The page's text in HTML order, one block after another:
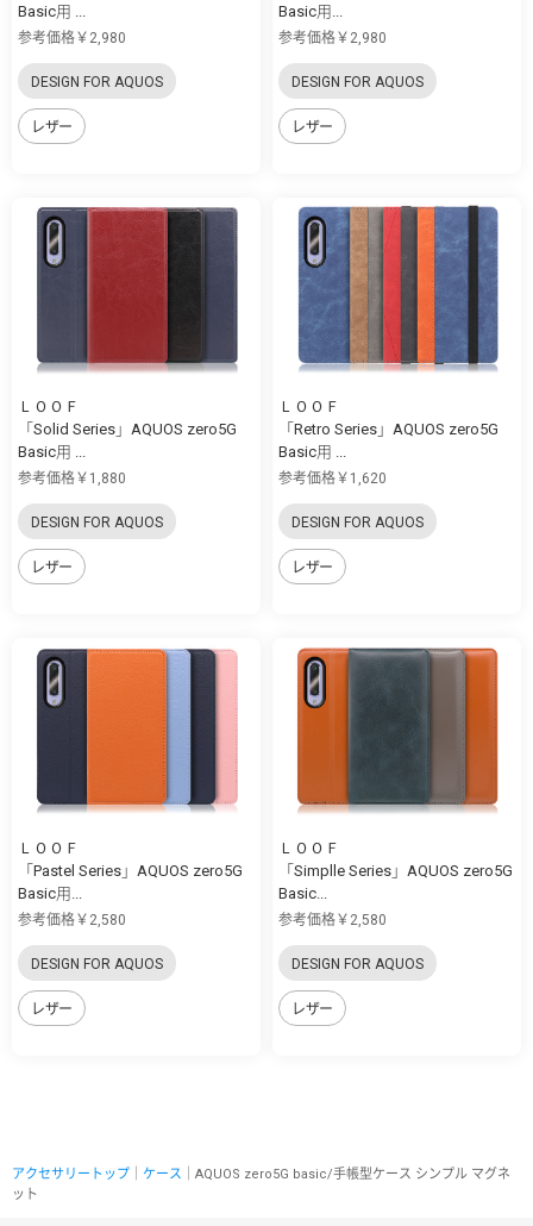
Basic用 ...
参考価格￥2,980
DESIGN FOR AQUOS
レザー
Basic用...
参考価格￥2,980
DESIGN FOR AQUOS
レザー
ＬＯＯＦ
「Solid Series」AQUOS zero5G
Basic用 ...
参考価格￥1,880
DESIGN FOR AQUOS
レザー
ＬＯＯＦ
「Retro Series」AQUOS zero5G
Basic用 ...
参考価格￥1,620
DESIGN FOR AQUOS
レザー
ＬＯＯＦ
「Pastel Series」AQUOS zero5G
Basic用...
参考価格￥2,580
DESIGN FOR AQUOS
レザー
ＬＯＯＦ
「Simplle Series」AQUOS zero5G
Basic...
参考価格￥2,580
DESIGN FOR AQUOS
レザー
アクセサリートップ ケース ｜AQUOS zero5G basic/手帳型ケース シンプル マグネ
ット